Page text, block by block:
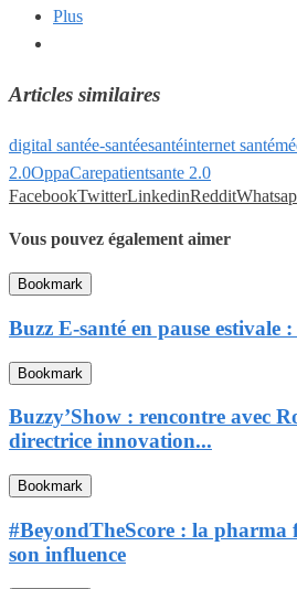
Plus
Articles similaires
digital santée-santéesantéinternet santé
2.0OppaCarepatientsante 2.0
FacebookTwitterLinkedinReddit
Vous pouvez également aimer
Bookmark
Buzz E-santé en pause estivale
Bookmark
Buzzy’Show : rencontre avec
directrice innovation...
Bookmark
#BeyondTheScore : la pharma
son influence